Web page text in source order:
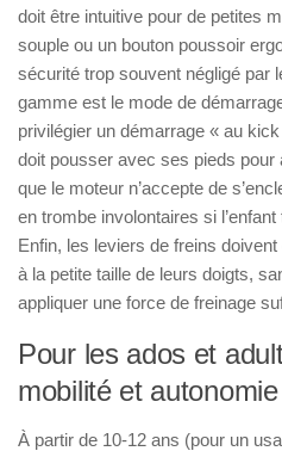
doit être intuitive pour de petites
souple ou un bouton poussoir
sécurité trop souvent négligé par
gamme est le mode de
privilégier un démarrage « au
doit pousser avec ses pieds pour
que le moteur n’accepte de
en trombe involontaires si l’enfant
Enfin, les leviers de freins
à la petite taille de leurs doigts,
appliquer une force de freinage
Pour les ados et
mobilité et
À partir de 10-12 ans (pour un